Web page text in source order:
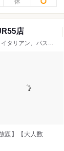
店
タリアン、パスタ、居酒屋
題】【大人数